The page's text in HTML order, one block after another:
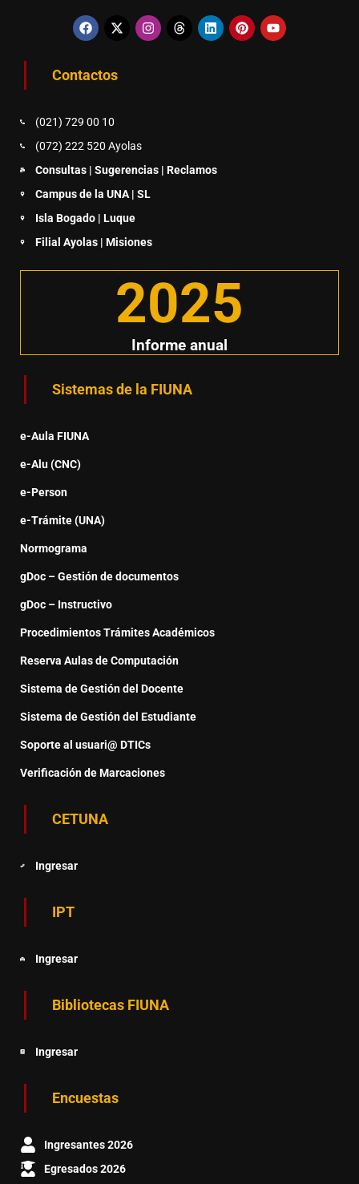
Contactos
(021) 729 00 10
(072) 222 520 Ayolas
Consultas | Sugerencias | Reclamos
Campus de la UNA | SL
Isla Bogado | Luque
Filial Ayolas | Misiones
Informe anual
2025
Sistemas de la FIUNA
e-Aula FIUNA
e-Alu (CNC)
e-Person
e-Trámite (UNA)
Normograma
gDoc – Gestión de documentos
gDoc – Instructivo
Procedimientos Trámites Académicos
Reserva Aulas de Computación
Sistema de Gestión del Docente
Sistema de Gestión del Estudiante
Soporte al usuari@ DTICs
Verificación de Marcaciones
CETUNA
Ingresar
IPT
Ingresar
Bibliotecas FIUNA
Ingresar
Encuestas
Ingresantes 2026
Egresados 2026